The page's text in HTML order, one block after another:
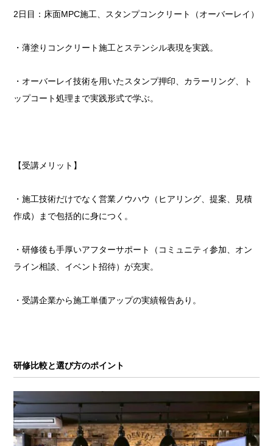
2日目：床面MPC施工、スタンプコンクリート（オーバーレイ）
・薄塗りコンクリート施工とステンシル表現を実践。
・オーバーレイ技術を用いたスタンプ押印、カラーリング、ト
ップコート処理まで実践形式で学ぶ。
【受講メリット】
・施工技術だけでなく営業ノウハウ（ヒアリング、提案、見積
作成）まで包括的に身につく。
・研修後も手厚いアフターサポート（コミュニティ参加、オン
ライン相談、イベント招待）が充実。
・受講企業から施工単価アップの実績報告あり。
研修比較と選び方のポイント